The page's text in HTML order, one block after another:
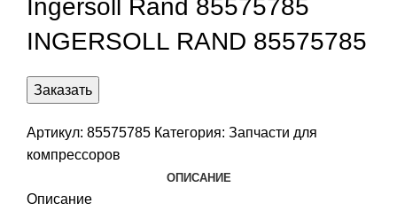
Ingersoll Rand 85575785
INGERSOLL RAND 85575785
Заказать
Артикул: 85575785 Категория: Запчасти для
компрессоров
ОПИСАНИЕ
Описание